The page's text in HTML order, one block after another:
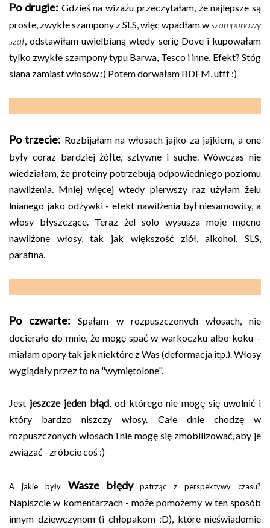
Po drugie: Gdzieś na wizażu przeczytałam, że najlepsze są
proste, zwykłe szampony z SLS, więc wpadłam w szamponowy
szał , odstawiłam uwielbianą wtedy serię Dove i kupowałam
tylko zwykłe szampony typu Barwa, Tesco i inne. Efekt? Stóg
siana zamiast włosów :) Potem dorwałam BDFM, ufff :)
Po trzecie: Rozbijałam na włosach jajko za jajkiem, a one
były coraz bardziej żółte, sztywne i suche. Wówczas nie
wiedziałam, że proteiny potrzebują odpowiedniego poziomu
nawilżenia. Mniej więcej wtedy pierwszy raz użyłam żelu
lnianego jako odżywki - efekt nawilżenia był niesamowity, a
włosy błyszczące. Teraz żel solo wysusza moje mocno
nawilżone włosy, tak jak większość ziół, alkohol, SLS,
parafina.
Po czwarte: Spałam w rozpuszczonych włosach, nie
docierało do mnie, że mogę spać w warkoczku albo koku –
miałam opory tak jak niektóre z Was (deformacja itp.). Włosy
wyglądały przez to na "wymiętolone".
Jest jeszcze jeden błąd, od którego nie mogę się uwolnić i
który bardzo niszczy włosy. Całe dnie chodzę w
rozpuszczonych włosach i nie mogę się zmobilizować, aby je
związać - zróbcie coś :)
A jakie były Wasze błędypatrząc z perspektywy czasu?
Napiszcie w komentarzach - może pomożemy w ten sposób
innym dziewczynom (i chłopakom :D), które nieświadomie